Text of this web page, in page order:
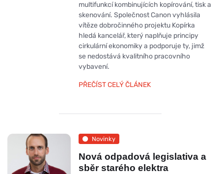
multifunkcí kombinujících kopírování, tisk a
skenování. Společnost Canon vyhlásila
vítěze dobročinného projektu Kopírka
hledá kancelář, který naplňuje principy
cirkulární ekonomiky a podporuje ty, jimž
se nedostává kvalitního pracovního
vybavení.
PŘEČÍST CELÝ ČLÁNEK
Novinky
Nová odpadová legislativa a
sběr starého elektra